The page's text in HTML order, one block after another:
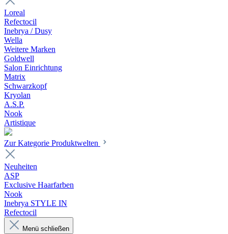
Loreal
Refectocil
Inebrya / Dusy
Wella
Weitere Marken
Goldwell
Salon Einrichtung
Matrix
Schwarzkopf
Kryolan
A.S.P.
Nook
Artistique
Zur Kategorie Produktwelten
Neuheiten
ASP
Exclusive Haarfarben
Nook
Inebrya STYLE IN
Refectocil
Menü schließen